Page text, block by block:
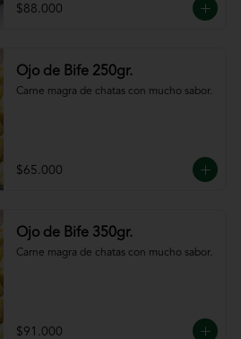
$88.000
Ojo de Bife 250gr.
Carne magra de chatas con mucho sabor.
$65.000
Ojo de Bife 350gr.
Carne magra de chatas con mucho sabor.
$91.000